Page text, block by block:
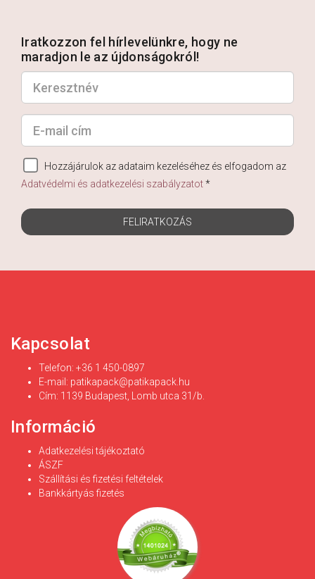
Iratkozzon fel hírlevelünkre, hogy ne
maradjon le az újdonságokról!
Hozzájárulok az adataim kezeléséhez és elfogadom az
Adatvédelmi és adatkezelési szabályzatot*
FELIRATKOZÁS
Kapcsolat
Telefon: +36 1 450-0897
E-mail: patikapack@patikapack.hu
Cím: 1139 Budapest, Lomb utca 31/b.
Információ
Adatkezelési tájékoztató
ÁSZF
Szállítási és fizetési feltételek
Bankkártyás fizetés